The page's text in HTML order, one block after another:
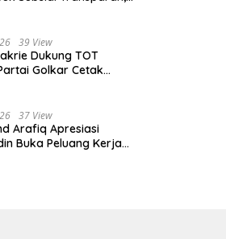
39 View
Dukung TOT
Golkar Cetak
37 View
Arafiq Apresiasi
Buka Peluang Kerja